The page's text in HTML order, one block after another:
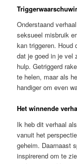
Onderstaand
seksueel misbruik
kan triggeren. Houd
dat je goed in je vel
hulp. Getriggerd
te helen, maar als
handiger om even
Het winnende
Ik heb dit verhaal
vanuit het
geheim. Daarnaast
inspirerend om te